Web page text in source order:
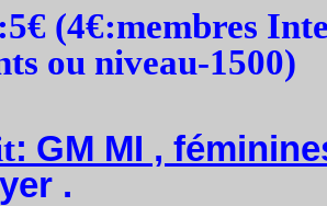
5€ (4€:membres
ou niveau-1500)
: GM MI ,
.